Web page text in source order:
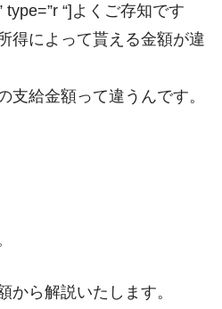
type=”r “]よくご存知です
得によって貰える金額が違
支給金額って違うんです。
から解説いたします。